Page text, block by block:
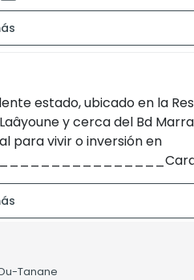
Garaje
estado, ubicado en la
y cerca del Bd
para vivir o inversión en
76 m²• 1
Garaje de
Estándar medio•
Tanane